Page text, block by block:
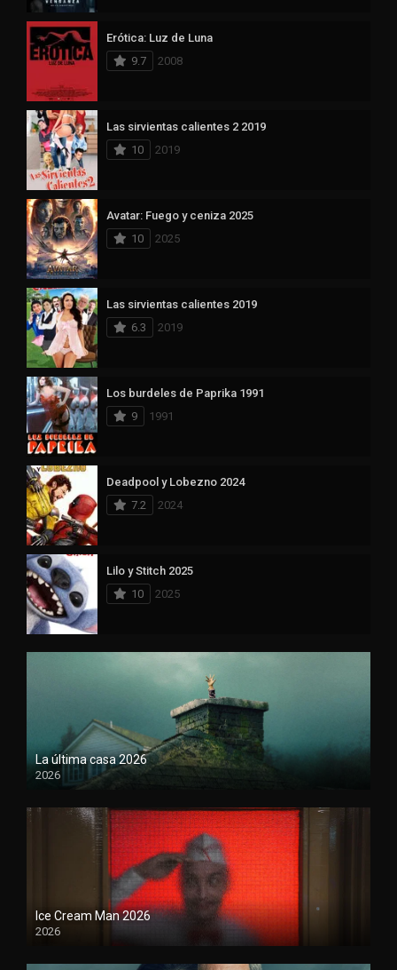
Erótica: Luz de Luna
9.7
2008
Las sirvientas calientes 2 2019
10
2019
Avatar: Fuego y ceniza 2025
10
2025
Las sirvientas calientes 2019
6.3
2019
Los burdeles de Paprika 1991
9
1991
Deadpool y Lobezno 2024
7.2
2024
Lilo y Stitch 2025
10
2025
La última casa 2026
2026
Ice Cream Man 2026
2026